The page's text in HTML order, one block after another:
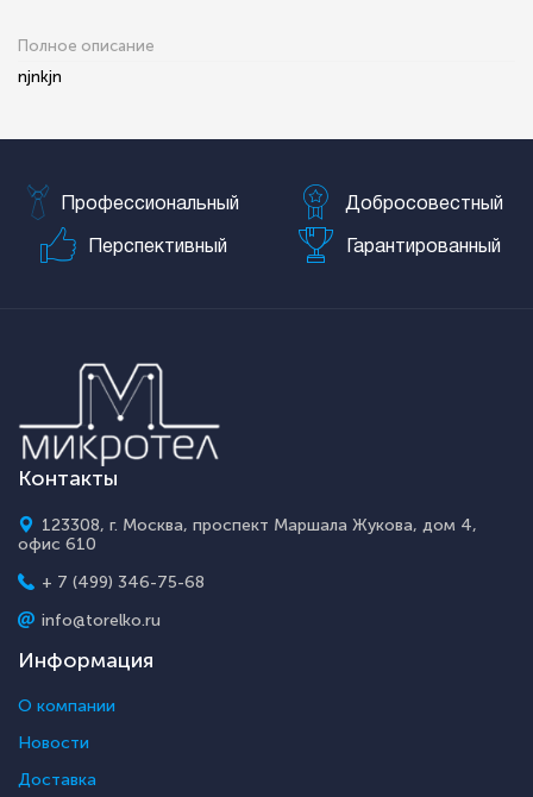
Полное описание
njnkjn
Профессиональный Добросовестный
Перспективный Гарантированный
Контакты
123308, г. Москва, проспект Маршала Жукова, дом 4,
офис 610
+ 7 (499) 346-75-68
info@torelko.ru
Информация
О компании
Новости
Доставка